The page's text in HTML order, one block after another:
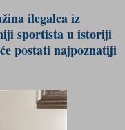
ilegalca iz
sportista u istoriji
postati najpoznatiji